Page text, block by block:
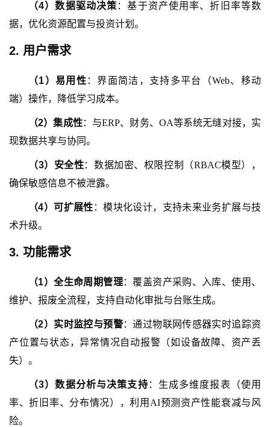
（4）数据驱动决策 ：基于资产使用率、折旧率等数
据，优化资源配置与投资计划。
2. 用户需求
（1）易用性 ：界面简洁，支持多平台（Web、移动
端）操作，降低学习成本。
（2）集成性：与ERP、财务、OA等系统无缝对接，实
现数据共享与协同。
（3） 安全性：数据加密、权限控制（RBAC模型），
确保敏感信息不被泄露。
（4）可扩展性 ：模块化设计，支持未来业务扩展与技
术升级。
3. 功能需求
（1）全生命周期管理：覆盖资产采购、入库、使用、
维护、报废全流程，支持自动化审批与台账生成。
（2） 实时监控与预警：通过物联网传感器实时追踪资
产位置与状态，异常情况自动报警（如设备故障、资产丢
失）。
（3）数据分析与决策支持 ：生成多维度报表（使用
率、折旧率、分布情况），利用 AI预测资产性能衰减与风
险。